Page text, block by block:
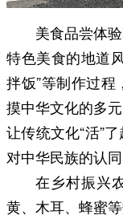
美食品尝体
特色美食的地道
拌饭”等制作过
摸中华文化的多
让传统文化“活”
对中华民族的认同
在乡村振兴
黄、木耳、蜂蜜